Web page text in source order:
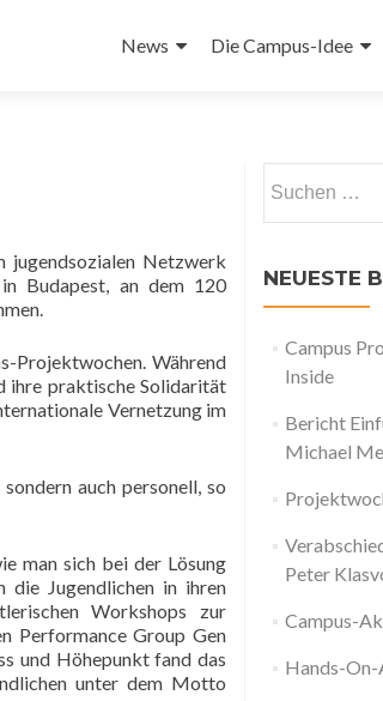
Inhalt
News Die Campus-Idee
jugendsozialen Netzwerk
Budapest, an dem 120
Projektwochen. Während
ihre praktische Solidarität
Vernetzung im
auch personell, so
man sich bei der Lösung
die Jugendlichen in ihren
Workshops zur
Performance Group Gen
und Höhepunkt fand das
unter dem Motto
nach:
NEUESTE
Campus
Inside
Bericht
Michael
Peter
Campus-
Hands-